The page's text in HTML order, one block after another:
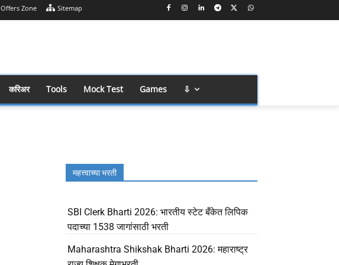
Offers Zone Sitemap
करिअर Tools Mock Test Games ⇩
महत्त्वाच्या भरती
SBI Clerk Bharti 2026: भारतीय स्टेट बँकेत लिपिक
पदाच्या 1538 जागांसाठी भरती
Maharashtra Shikshak Bharti 2026: महाराष्ट्र